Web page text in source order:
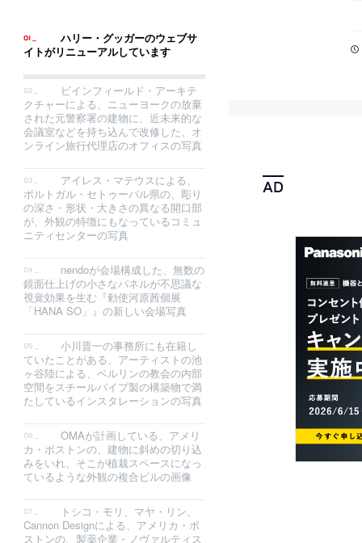
ハリー・グッガーのウェブサ
イトがリニューアルしています
ビインフィールド・アーキテ
クチャーによる、ニューヨークの放棄
された元警察署の建物に、近未来的な
会議室などを持ち込んで改修した、オ
ンライン旅行代理店のオフィスの写真
アイレス・マテウスによる、
ポルトガル・セトゥーバル県の、彫り
の深さ・形状・大きさの異なる開口部
が、外観の特徴にもなっているコミュ
ニティセンターの写真
nendoが会場構成した、無数の
鏡面仕上げの小さなパネルが不思議な
視覚効果を生む『勅使河原茜個展
「HANA SO」』の新しい会場写真
小川晋一の事務所にも在籍し
ていたことがある、アーティストの池
ヶ谷陸による、ベルリンの教会の内部
空間をスチールパイプ製の構築物で満
たしているインスタレーションの写真
OMAが計画している、アメリ
カ・ボストンの、建物に斜めの切り込
みをいれ、そこが植栽スペースになっ
ているような外観の複合ビルの画像
トシコ・モリ、マヤ・リン、
Cannon Designによる、アメリカ・ボ
ストンの、製薬企業・ノヴァルティス